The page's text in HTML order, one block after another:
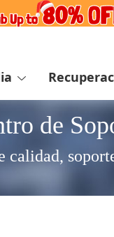
de
calidad,